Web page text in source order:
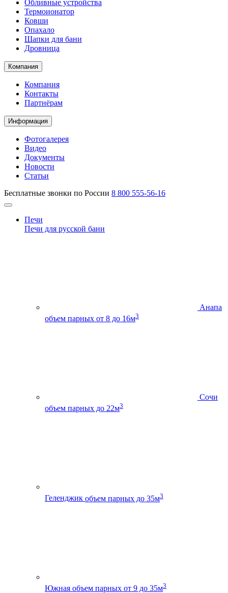
Обливные устройства
Термоионатор
Ковши
Опахало
Шапки для бани
Дровница
Компания
Компания
Контакты
Партнёрам
Информация
Фотогалерея
Видео
Документы
Новости
Статьи
Бесплатные звонки по России 8 800 555-56-16
Печи
Печи для русской бани
Анапа
объем парных от 8 до 16м3
Сочи
объем парных до 22м3
Геленджик объем парных до 35м3
Южная объем парных от 9 до 35м3